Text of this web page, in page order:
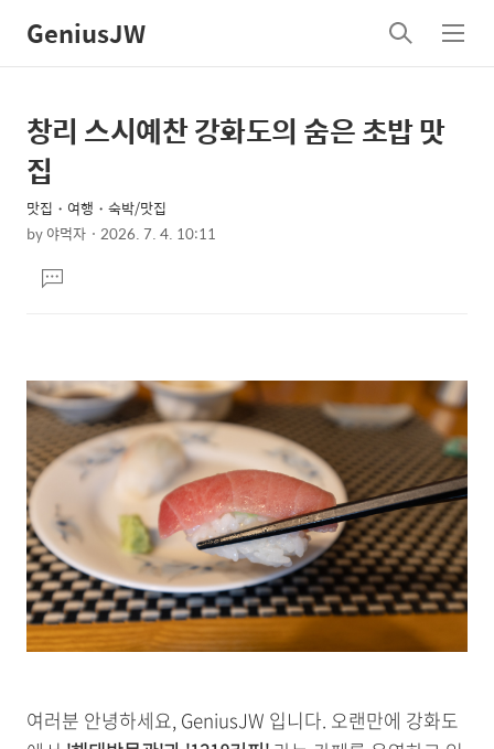
GeniusJW
검
색
메
뉴
상
세
컨
텐
본
문
제
목
창리 스시예찬 강화도의 숨은 초밥 맛
집
맛집・여행・숙박/맛집
by야먹자 2026. 7. 4. 10:11
문댓
글
여러분 안녕하세요, GeniusJW 입니다. 오랜만에 강화도